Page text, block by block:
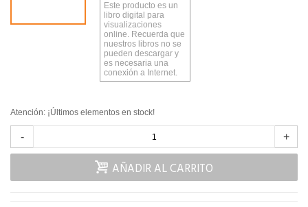
Este producto es un
libro digital para
visualizaciones
online. Recuerda que
nuestros libros no se
pueden descargar y
es necesaria una
conexión a Internet.
Atención: ¡Últimos elementos en stock!
- +
AÑADIR AL CARRITO